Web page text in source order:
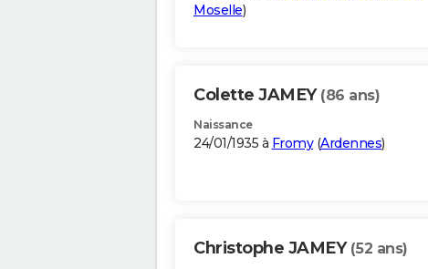
Moselle)
Colette JAMEY (86 ans)
Naissance
24/01/1935 à Fromy(Ardennes)
Christophe JAMEY (52 ans)